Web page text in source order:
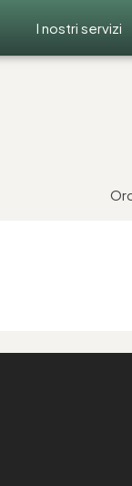
I nostri servizi